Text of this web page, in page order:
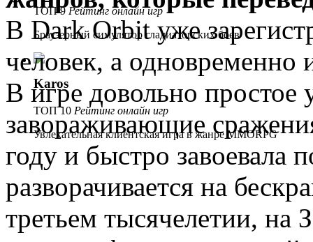
ТОП 9Рейтинг онлайн игр
Браузерный симулятор гладиаторских боев
Karos
ТОП 10 Рейтинг онлайн игр
Увлекательная клиентская игра в жанре MMORPG
В Dark Orbit уже
человек, а
В игре довольно простое
завораживающие
году и быстро завоевала
разворачивается на
третьем тысячелетии, на